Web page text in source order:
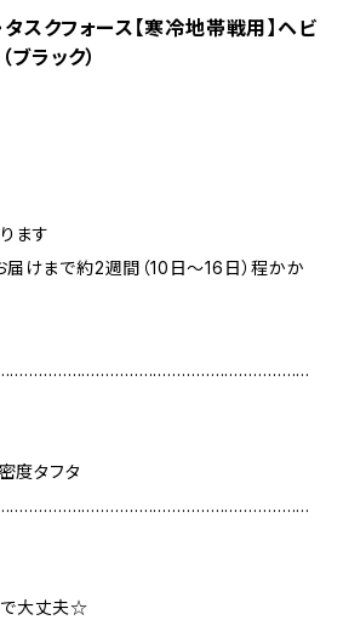
スクフォース【寒冷地帯戦用】ヘビ
ック）
ます
届けまで約2週間（10日～16日）程かか
度タフタ
大丈夫☆